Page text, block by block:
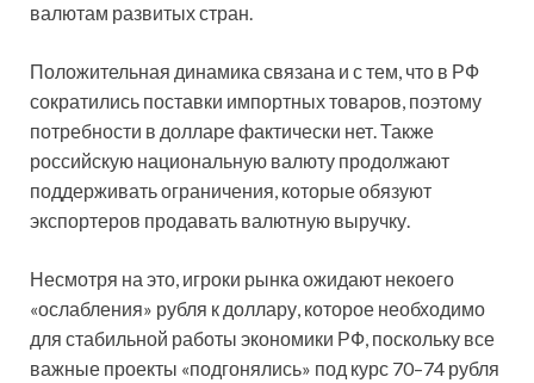
валютам развитых стран.
Положительная динамика связана и с тем, что в РФ
сократились поставки импортных товаров, поэтому
потребности в долларе фактически нет. Также
российскую национальную валюту продолжают
поддерживать ограничения, которые обязуют
экспортеров продавать валютную выручку.
Несмотря на это, игроки рынка ожидают некоего
«ослабления» рубля к доллару, которое необходимо
для стабильной работы экономики РФ, поскольку все
важные проекты «подгонялись» под курс 70–74 рубля